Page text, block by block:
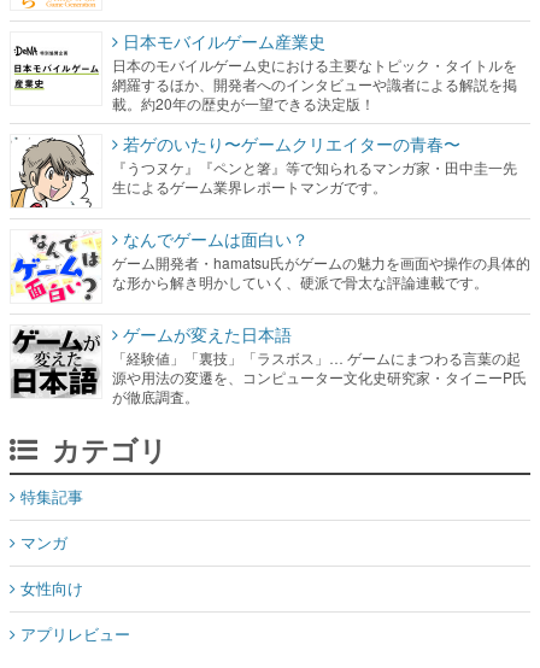
日本モバイルゲーム産業史
日本のモバイルゲーム史における主要なトピック・タイトルを
網羅するほか、開発者へのインタビューや識者による解説を掲
載。約20年の歴史が一望できる決定版！
若ゲのいたり〜ゲームクリエイターの青春〜
『うつヌケ』『ペンと箸』等で知られるマンガ家・田中圭一先
生によるゲーム業界レポートマンガです。
なんでゲームは面白い？
ゲーム開発者・hamatsu氏がゲームの魅力を画面や操作の具体的
な形から解き明かしていく、硬派で骨太な評論連載です。
ゲームが変えた日本語
「経験値」「裏技」「ラスボス」… ゲームにまつわる言葉の起
源や用法の変遷を、コンピューター文化史研究家・タイニーP氏
が徹底調査。
カテゴリ
特集記事
マンガ
女性向け
アプリレビュー